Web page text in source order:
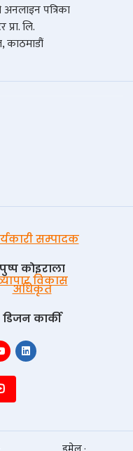
पत्रिका
लि.
काठमाडौं
सम्पादक
पुष्प काेइराला
विकास
अधिकृत
डिजन कार्की